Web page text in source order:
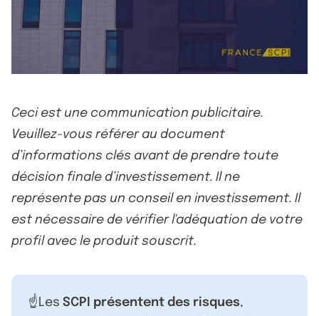
Ceci est une communication publicitaire.
Veuillez-vous référer au document
d’informations clés avant de prendre toute
décision finale d’investissement. Il ne
représente pas un conseil en investissement. Il
est nécessaire de vérifier l'adéquation de votre
profil avec le produit souscrit.
☝️Les SCPI présentent des risques,